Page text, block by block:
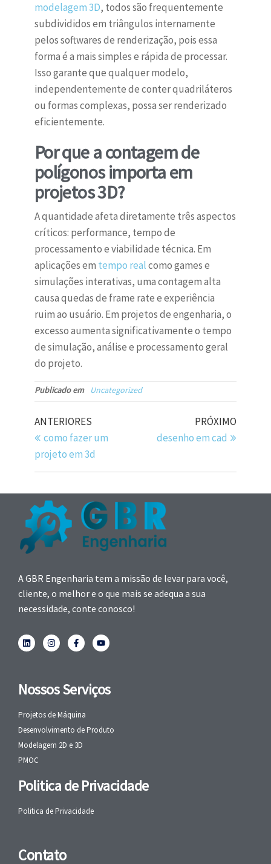
modelagem 3D, todos são frequentemente
subdivididos em triângulos internamente
pelos softwares de renderização, pois essa
forma é a mais simples e rápida de processar.
Isso garante que qualquer modelo,
independentemente de conter quadriláteros
ou formas complexas, possa ser renderizado
eficientemente.
Por que a contagem de
polígonos importa em
projetos 3D?
A quantidade afeta diretamente três aspectos
críticos: performance, tempo de
processamento e viabilidade técnica. Em
aplicações em tempo realcomo games e
simulações interativas, uma contagem alta
causa quedas de frame rate e experiência
ruim ao usuário. Em projetos de engenharia, o
excesso aumenta significativamente o tempo
de simulação, análise e processamento geral
do projeto.
Publicado em Uncategorized
ANTERIORES
como fazer um
projeto em 3d
PRÓXIMO
desenho em cad
A GBR Engenharia tem a missão de levar para você,
cliente, o melhor e o que mais se adequa a sua
necessidade, conte conosco!
Nossos Serviços
Projetos de Máquina
Desenvolvimento de Produto
Modelagem 2D e 3D
PMOC
Politica de Privacidade
Politica de Privacidade
Contato